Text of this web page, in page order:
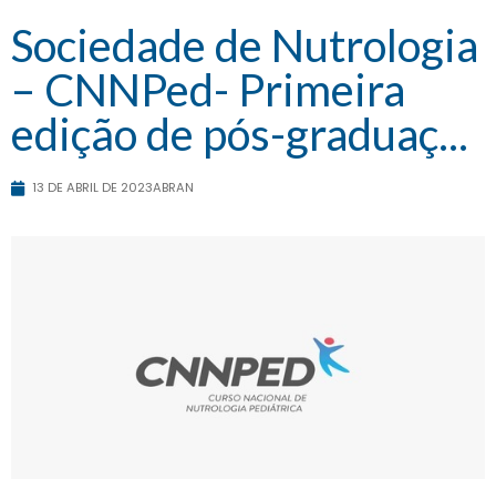
Sociedade de Nutrologia
– CNNPed- Primeira
edição de pós-graduaç...
13 DE ABRIL DE 2023ABRAN